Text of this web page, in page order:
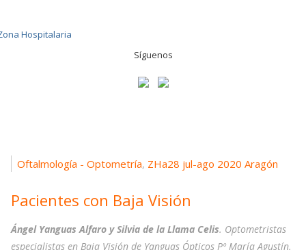
Síguenos
Oftalmología - Optometría, ZHa28 jul-ago 2020 Aragón
Pacientes con Baja Visión
Ángel Yanguas Alfaro y Silvia de la Llama Celis. Optometristas
especialistas en Baja Visión de Yanguas Ópticos Pº María Agustín,